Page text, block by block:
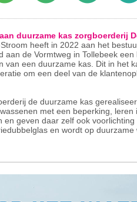
duurzame kas zorgboerderij
heeft in 2022 aan het
aan de Vormtweg in Tollebeek
van een duurzame kas. Dit in het
om een deel van de
de duurzame kas
met een beperking,
en geven daar zelf ook voorlichting
en wordt op